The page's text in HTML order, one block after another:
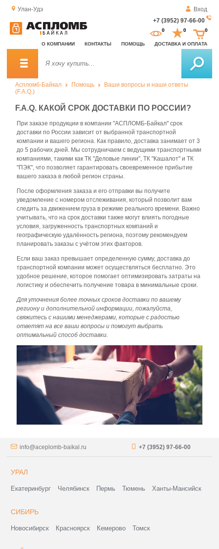
Улан-Удэ
Вход
+7 (3952) 97-66-00
О КОМПАНИИ КОНТАКТЫ ПОМОЩЬ ДОСТАВКА И ОПЛАТА
0 0 0
Аспломб-Байкал Помощь
Ваши вопросы и наши ответы
(F.A.Q.)
F.A.Q. КАКОЙ СРОК ДОСТАВКИ ПО РОССИИ?
При заказе продукции в компании "АСПЛОМБ-Байкал" срок
доставки по России зависит от выбранной транспортной
компании и вашего региона. Как правило, доставка занимает от 3
до 5 рабочих дней. Мы сотрудничаем с ведущими транспортными
компаниями, такими как ТК "Деловые линии", ТК "Кашалот" и ТК
"ПЭК", что позволяет гарантировать своевременное прибытие
вашего заказа в любой регион страны.
После оформления заказа и его отправки вы получите
уведомление с номером отслеживания, который позволит вам
следить за движением груза в режиме реального времени. Важно
учитывать, что на срок доставки также могут влиять погодные
условия, загруженность транспортных компаний и
географическую удалённость региона, поэтому рекомендуем
планировать заказы с учётом этих факторов.
Если ваш заказ превышает определенную сумму, доставка до
транспортной компании может осуществляться бесплатно. Это
удобное решение, которое помогает оптимизировать затраты на
логистику и обеспечить получение товара в минимальные сроки.
Для уточнения более точных сроков доставки по вашему
региону и дополнительной информации, пожалуйста,
свяжитесь с нашими менеджерами, которые с радостью
ответят на все ваши вопросы и помогут выбрать
оптимальный способ доставки.
info@aceplomb-baikal.ru +7 (3952) 97-66-00
УРАЛ
Екатеринбург Челябинск Пермь Тюмень Ханты-Мансийск
СИБИРЬ
Новосибирск Красноярск Кемерово Томск